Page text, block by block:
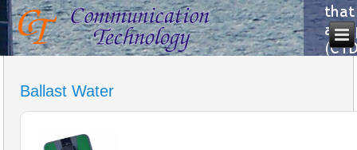
Ballast Water